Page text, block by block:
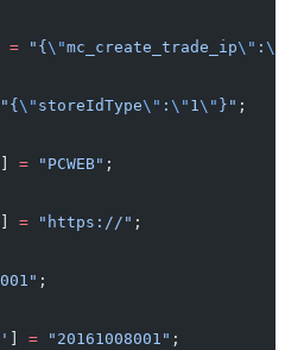
= "{ \"mc_create_trade_ip\" : \"
"{ \" storeIdType\" : \" 1\" }" ;
= "PCWEB" ;
= "https://" ;
;
= "20161008001" ;